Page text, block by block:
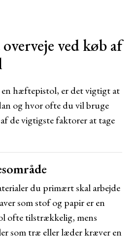
ved køb af
hæftepistol, er det vigtigt at
og hvor ofte du vil bruge
de vigtigste faktorer at tage
du primært skal arbejde
som stof og papir er en
ofte tilstrækkelig, mens
som træ eller læder kræver en